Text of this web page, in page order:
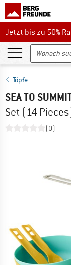
Jetzt bis zu 50%
Jetzt bis zu 50%
Töpfe
SEA TO
Set (14
(0)